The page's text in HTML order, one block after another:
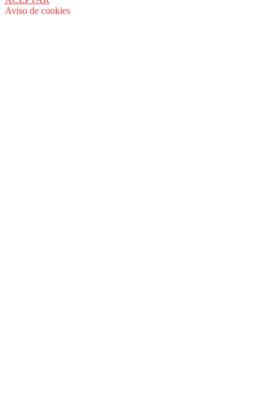
Aviso de cookies